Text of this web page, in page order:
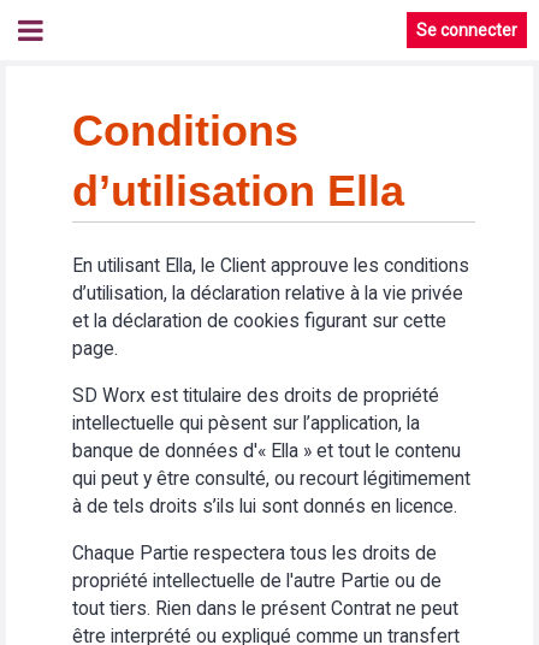
Se connecter
Conditions
d’utilisation Ella
En utilisant Ella, le Client approuve les conditions
d’utilisation, la déclaration relative à la vie privée
et la déclaration de cookies figurant sur cette
page.
SD Worx est titulaire des droits de propriété
intellectuelle qui pèsent sur l’application, la
banque de données d'« Ella » et tout le contenu
qui peut y être consulté, ou recourt légitimement
à de tels droits s’ils lui sont donnés en licence.
Chaque Partie respectera tous les droits de
propriété intellectuelle de l'autre Partie ou de
tout tiers. Rien dans le présent Contrat ne peut
être interprété ou expliqué comme un transfert